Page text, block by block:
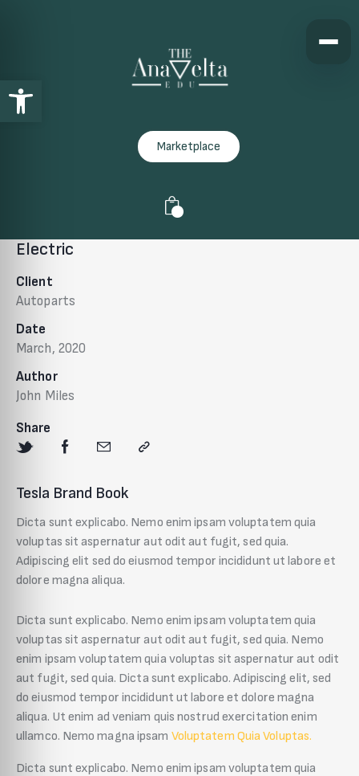
Open toolbar
Marketplace
Electric
Client
Autoparts
Date
March, 2020
Author
John Miles
Share
Tesla Brand Book
Dicta sunt explicabo. Nemo enim ipsam voluptatem quia
voluptas sit aspernatur aut odit aut fugit, sed quia.
Adipiscing elit sed do eiusmod tempor incididunt ut labore et
dolore magna aliqua.
Dicta sunt explicabo. Nemo enim ipsam voluptatem quia
voluptas sit aspernatur aut odit aut fugit, sed quia. Nemo
enim ipsam voluptatem quia voluptas sit aspernatur aut odit
aut fugit, sed quia. Dicta sunt explicabo. Adipiscing elit, sed
do eiusmod tempor incididunt ut labore et dolore magna
aliqua. Ut enim ad veniam quis nostrud exercitation enim
ullamco. Nemo magna ipsam Voluptatem Quia Voluptas.
Dicta sunt explicabo. Nemo enim ipsam voluptatem quia